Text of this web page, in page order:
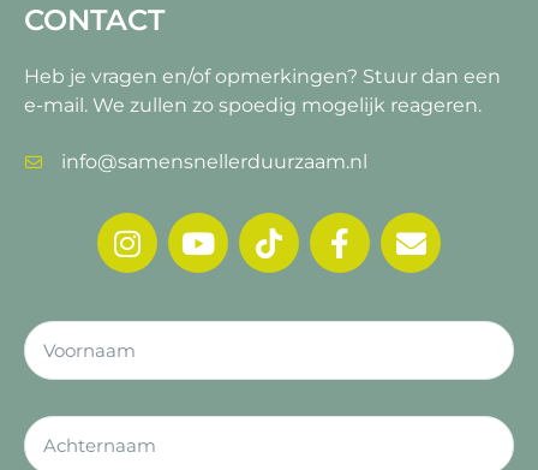
CONTACT
Heb je vragen en/of opmerkingen? Stuur dan een
e-mail. We zullen zo spoedig mogelijk reageren.
info@samensnellerduurzaam.nl